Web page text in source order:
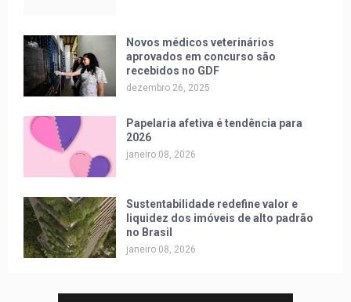
Novos médicos veterinários
aprovados em concurso são
recebidos no GDF
dezembro 26, 2025
Papelaria afetiva é tendência para
2026
janeiro 08, 2026
Sustentabilidade redefine valor e
liquidez dos imóveis de alto padrão
no Brasil
janeiro 08, 2026